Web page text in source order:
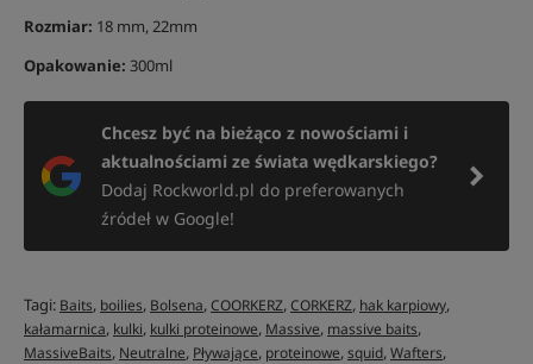
Rozmiar: 18 mm, 22mm
Opakowanie: 300ml
Chcesz być na bieżąco z nowościami i
aktualnościami ze świata wędkarskiego?
Dodaj Rockworld.pl do preferowanych
źródeł w Google!
Tagi: Baits, boilies, Bolsena,COORKERZ,CORKERZ, hak karpiowy,
kałamarnica, kulki, kulki proteinowe, Massive, massive baits,
MassiveBaits, Neutralne, Pływające, proteinowe,squid,Wafters,